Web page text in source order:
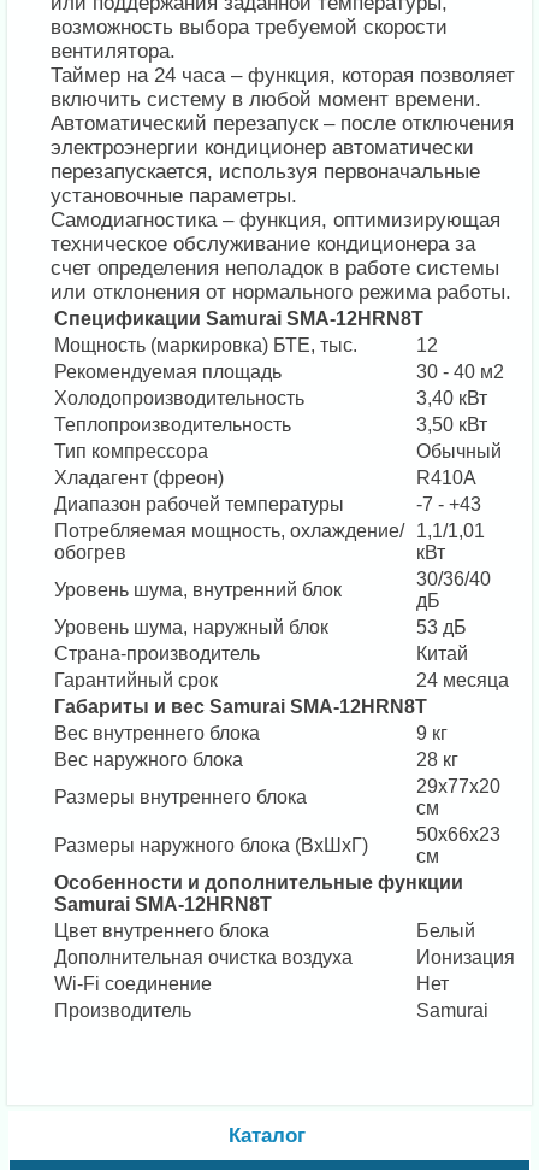
возможность выбора требуемой скорости
вентилятора.
Таймер на 24 часа – функция, которая позволяет
включить систему в любой момент времени.
Автоматический перезапуск – после отключения
электроэнергии кондиционер автоматически
перезапускается, используя первоначальные
установочные параметры.
Самодиагностика – функция, оптимизирующая
техническое обслуживание кондиционера за
счет определения неполадок в работе системы
или отклонения от нормального режима работы.
Спецификации Samurai SMA-12HRN8T
Мощность (маркировка) БТЕ, тыс.
12
Рекомендуемая площадь
30 - 40 м2
Холодопроизводительность
3,40 кВт
Теплопроизводительность
3,50 кВт
Тип компрессора
Обычный
Хладагент (фреон)
R410A
Диапазон рабочей температуры
-7 - +43
Потребляемая мощность, охлаждение/
обогрев
1,1/1,01
кВт
Уровень шума, внутренний блок
30/36/40
дБ
Уровень шума, наружный блок
53 дБ
Страна-производитель
Китай
Гарантийный срок
24 месяца
Габариты и вес Samurai SMA-12HRN8T
Вес внутреннего блока
9 кг
Вес наружного блока
28 кг
Размеры внутреннего блока
29х77х20
см
Размеры наружного блока (ВхШхГ)
50х66х23
см
Особенности и дополнительные функции
Samurai SMA-12HRN8T
Цвет внутреннего блока
Белый
Дополнительная очистка воздуха
Ионизация
Wi-Fi соединение
Нет
Производитель
Samurai
Каталог